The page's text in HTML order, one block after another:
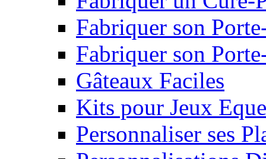
Fabriquer son
Fabriquer son
Gâteaux Faciles
Kits pour Jeux
Personnaliser ses